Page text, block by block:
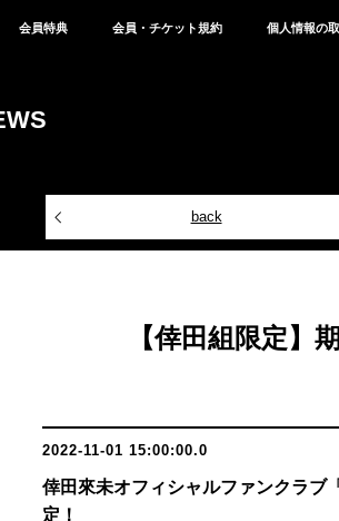
会員特典 会員・チケット規約 個人情報の
back
【倖田組限定】
2022-11-01 15:00:00.0
倖田來未オフィシャルファンクラブ
定！